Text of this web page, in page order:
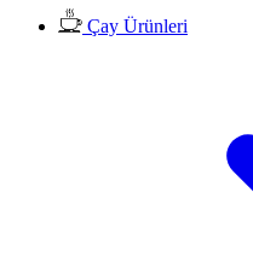
Çay Ürünleri